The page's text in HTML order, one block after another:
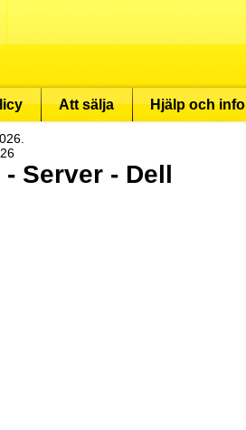
Att sälja Hjälp och info
Server - Dell